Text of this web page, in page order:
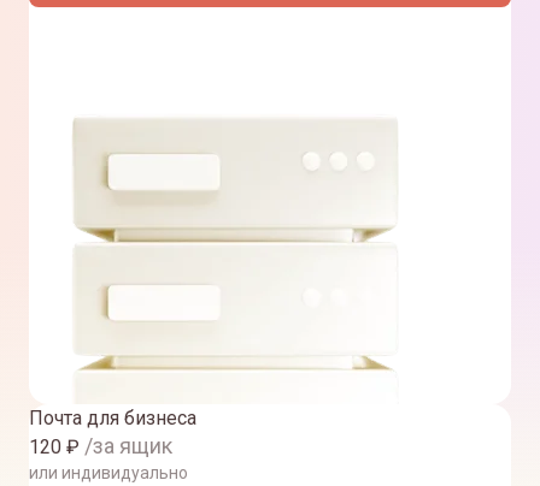
Почта для бизнеса
120 ₽ /за ящик
или индивидуально